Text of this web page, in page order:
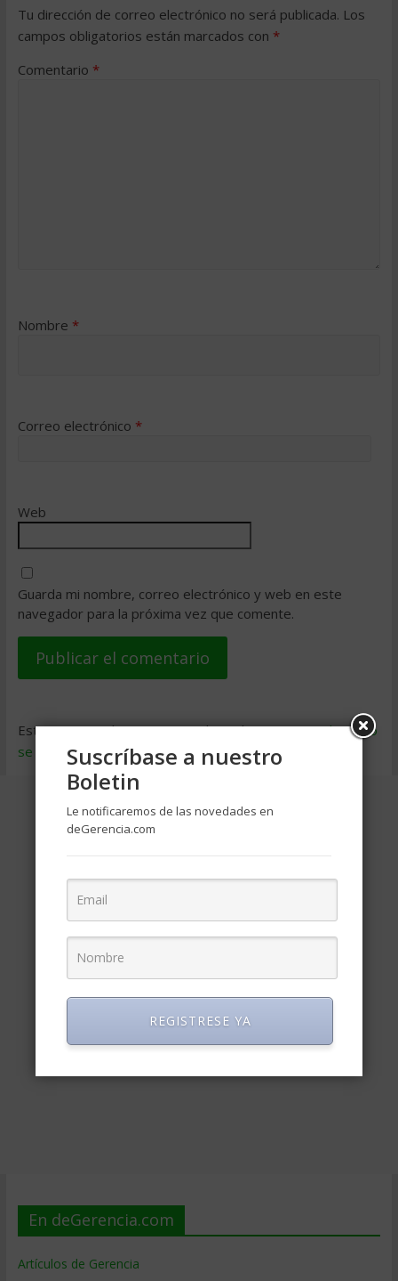
Tu dirección de correo electrónico no será publicada. Los
campos obligatorios están marcados con *
Comentario *
Nombre *
Correo electrónico *
Web
Guarda mi nombre, correo electrónico y web en este
navegador para la próxima vez que comente.
Este sitio usa Akismet para reducir el spam.Aprende cómo
se procesan los datos de tus comentarios.
En deGerencia.com
Artículos de Gerencia
Suscríbase a nuestro
Boletin
Le notificaremos de las novedades en
deGerencia.com
REGISTRESE YA